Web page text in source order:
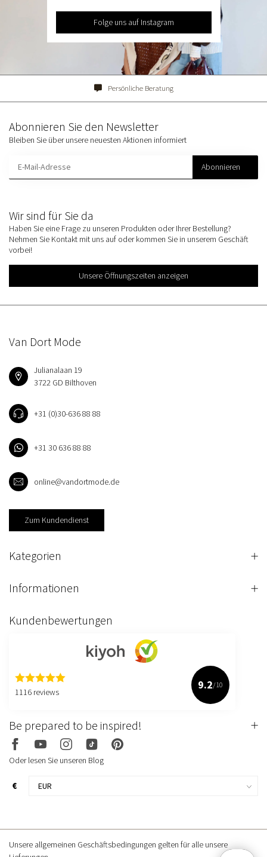
Folge uns auf Instagram
Persönliche Beratung
Wir sind für Sie da
Haben Sie eine Frage zu unseren Produkten oder Ihrer Bestellung?
Nehmen Sie Kontakt mit uns auf oder kommen Sie in unserem Geschäft
vorbei!
Unsere Öffnungszeiten anzeigen
Abonnieren Sie den Newsletter
Bleiben Sie über unsere neuesten Aktionen informiert
Abonnieren
Van Dort Mode
Julianalaan 19
3722 GD Bilthoven
+31 (0)30-636 88 88
+31 30 636 88 88
online@vandortmode.de
Zum Kundendienst
Kategorien
Informationen
Kundenbewertungen
1116 reviews
9.2/10
Be prepared to be inspired!
Oder lesen Sie unseren Blog
€
Unsere allgemeinen Geschäftsbedingungen gelten für alle unsere